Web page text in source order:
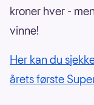
kroner hver -
vinne!
Her kan du
årets første